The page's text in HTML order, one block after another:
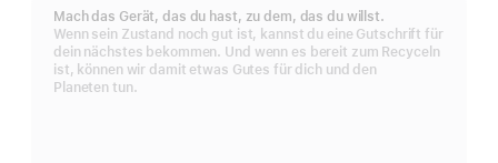
Mach das Gerät, das du hast, zu dem, das du willst.
Wenn sein Zustand noch gut ist, kannst du eine Gutschrift für
dein nächstes bekommen. Und wenn es bereit zum Recyceln
ist, können wir damit etwas Gutes für dich und den
Planeten tun.